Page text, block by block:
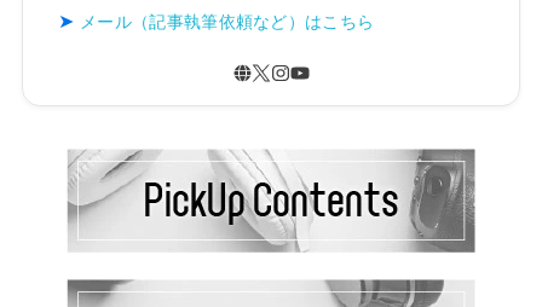
メール（記事執筆依頼など）はこちら